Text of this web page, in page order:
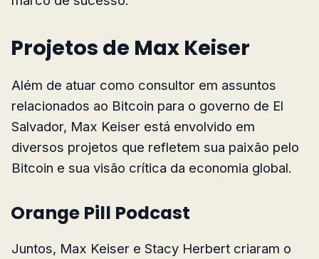
Projetos de Max Keiser
Além de atuar como consultor em assuntos
relacionados ao Bitcoin para o governo de El
Salvador, Max Keiser está envolvido em
diversos projetos que refletem sua paixão pelo
Bitcoin e sua visão crítica da economia global.
Orange Pill Podcast
Juntos, Max Keiser e Stacy Herbert criaram o